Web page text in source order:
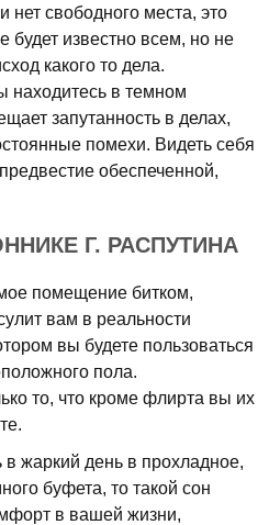
свободного места, это
будет известно всем, но не
какого то дела.
находитесь в темном
запутанность в делах,
помехи. Видеть себя
обеспеченной,
Г. РАСПУТИНА
помещение битком,
вам в реальности
вы будете пользоваться
пола.
то, что кроме флирта вы их
жаркий день в прохладное,
буфета, то такой сон
в вашей жизни,